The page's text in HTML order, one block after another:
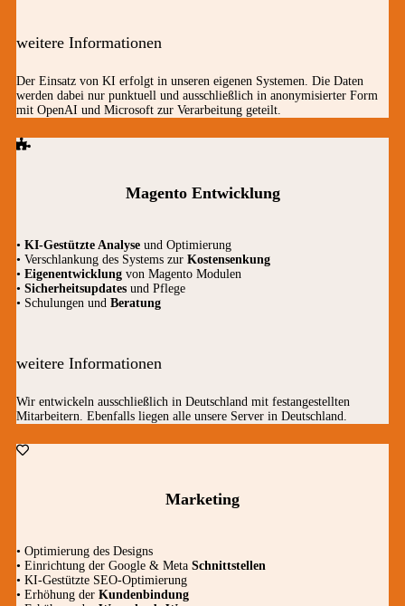
weitere Informationen
Der Einsatz von KI erfolgt in unseren eigenen Systemen. Die Daten
werden dabei nur punktuell und ausschließlich in anonymisierter Form
mit OpenAI und Microsoft zur Verarbeitung geteilt.
Magento Entwicklung
• KI-Gestützte Analyse und Optimierung
• Verschlankung des Systems zur Kostensenkung
• Eigenentwicklung von Magento Modulen
• Sicherheitsupdates und Pflege
• Schulungen und Beratung
weitere Informationen
Wir entwickeln ausschließlich in Deutschland mit festangestellten
Mitarbeitern. Ebenfalls liegen alle unsere Server in Deutschland.
Marketing
• Optimierung des Designs
• Einrichtung der Google & Meta Schnittstellen
• KI-Gestützte SEO-Optimierung
• Erhöhung der Kundenbindung